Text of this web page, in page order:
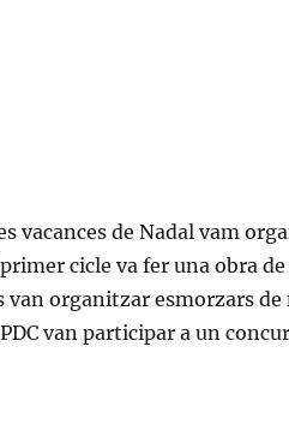
vacances de Nadal vam
cicle va fer una obra
van organitzar esmorzars
van participar a un